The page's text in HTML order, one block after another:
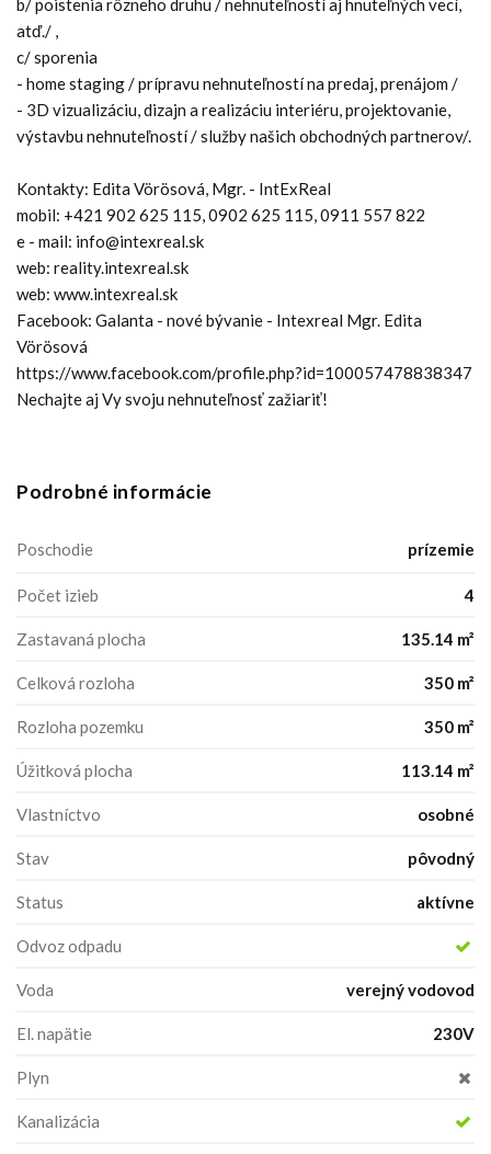
b/ poistenia rôzneho druhu / nehnuteľností aj hnuteľných vecí,
atď./ ,
c/ sporenia
- home staging / prípravu nehnuteľností na predaj, prenájom /
- 3D vizualizáciu, dizajn a realizáciu interiéru, projektovanie,
výstavbu nehnuteľností / služby našich obchodných partnerov/.
Kontakty: Edita Vörösová, Mgr. - IntExReal
mobil: +421 902 625 115, 0902 625 115, 0911 557 822
e - mail: info@intexreal.sk
web: reality.intexreal.sk
web: www.intexreal.sk
Facebook: Galanta - nové bývanie - Intexreal Mgr. Edita
Vörösová
https://www.facebook.com/profile.php?id=100057478838347
Nechajte aj Vy svoju nehnuteľnosť zažiariť!
Podrobné informácie
Poschodie prízemie
Počet izieb 4
Zastavaná plocha 135.14 m²
Celková rozloha 350 m²
Rozloha pozemku 350 m²
Úžitková plocha 113.14 m²
Vlastníctvo osobné
Stav pôvodný
Status aktívne
Odvoz odpadu
Voda verejný vodovod
El. napätie 230V
Plyn
Kanalizácia